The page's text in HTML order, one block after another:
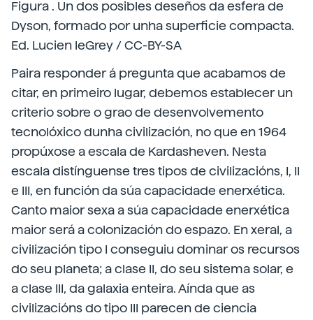
Figura . Un dos posibles deseños da esfera de
Dyson, formado por unha superficie compacta.
Ed. Lucien leGrey / CC-BY-SA
Paira responder á pregunta que acabamos de
citar, en primeiro lugar, debemos establecer un
criterio sobre o grao de desenvolvemento
tecnolóxico dunha civilización, no que en 1964
propúxose a escala de Kardasheven. Nesta
escala distínguense tres tipos de civilizacións, I, II
e III, en función da súa capacidade enerxética.
Canto maior sexa a súa capacidade enerxética
maior será a colonización do espazo. En xeral, a
civilización tipo I conseguiu dominar os recursos
do seu planeta; a clase II, do seu sistema solar, e
a clase III, da galaxia enteira. Aínda que as
civilizacións do tipo III parecen de ciencia